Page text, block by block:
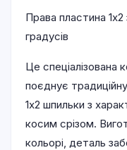
Права пластина
градусів
Це спеціалізована
поєднує
1х2 шпильки з
косим срізом.
кольорі, деталь